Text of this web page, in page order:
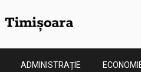
ADMINISTRAȚIE